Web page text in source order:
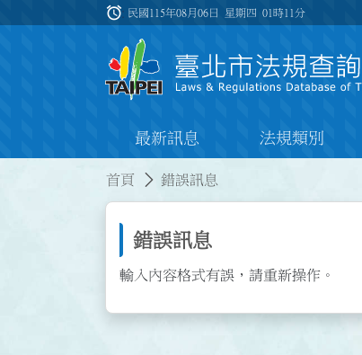
:::
alarm 民國115年08月06日 星期四01時11分
最新訊息 法規類別
首頁 錯誤訊息
錯誤訊息
輸入內容格式有誤，請重新操作。